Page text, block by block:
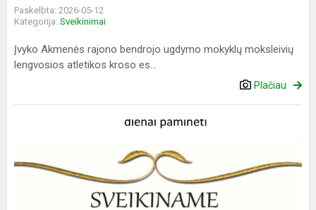
Paskelbta: 2026-05-12
Kategorija: Sveikinimai
Įvyko Akmenės rajono bendrojo ugdymo mokyklų moksleivių
lengvosios atletikos kroso es...
Plačiau
,,Rasos
tvenkinio